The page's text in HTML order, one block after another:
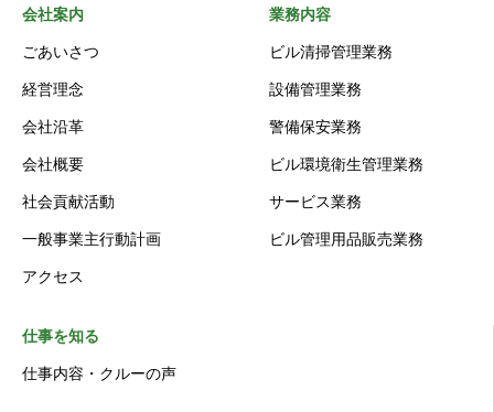
会社案内
ごあいさつ
経営理念
会社沿革
会社概要
社会貢献活動
一般事業主行動計画
アクセス
業務内容
ビル清掃管理業務
設備管理業務
警備保安業務
ビル環境衛生管理業務
サービス業務
ビル管理用品販売業務
仕事を知る
仕事内容・クルーの声